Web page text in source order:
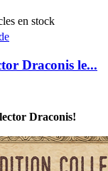
en stock
Draconis le...
Draconis!